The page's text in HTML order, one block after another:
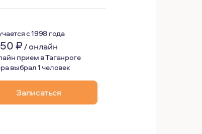
с 1998 года
₽/онлайн
прием в Таганроге
выбрал 1 человек
Записаться